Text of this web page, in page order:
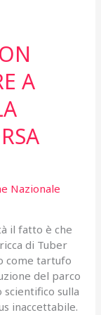
A
Nazionale
il fatto è che
di Tuber
come tartufo
del parco
sulla
inaccettabile.